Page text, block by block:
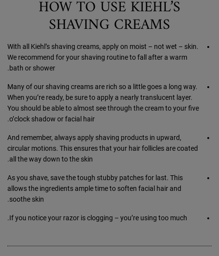
HOW TO USE KIEHL’S
SHAVING CREAMS
With all Kiehl’s shaving creams, apply on moist – not wet – skin.
We recommend for your shaving routine to fall after a warm
bath or shower.
Many of our shaving creams are rich so a little goes a long way.
When you’re ready, be sure to apply a nearly translucent layer.
You should be able to almost see through the cream to your five
o’clock shadow or facial hair.
And remember, always apply shaving products in upward,
circular motions. This ensures that your hair follicles are coated
all the way down to the skin.
As you shave, save the tough stubby patches for last. This
allows the ingredients ample time to soften facial hair and
soothe skin.
If you notice your razor is clogging – you’re using too much.